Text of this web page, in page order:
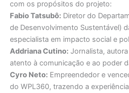
com os propósitos do projeto:
Fabio Tatsubô: Diretor do
de Desenvolvimento Sustentável)
especialista em impacto social e
Addriana Cutino: Jornalista,
atento à comunicação e ao poder
Cyro Neto: Empreendedor e
do WPL360, trazendo a